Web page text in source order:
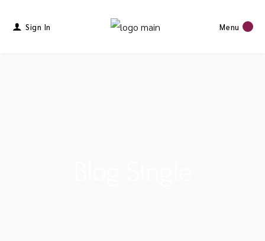
Sign In Menu